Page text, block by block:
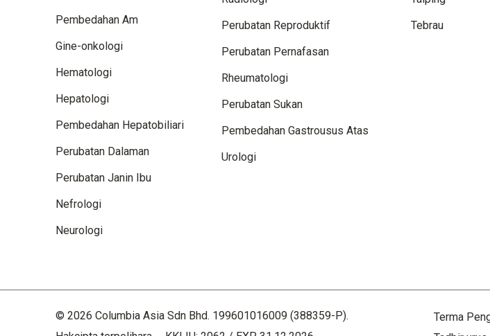
Pembedahan Am
Gine-onkologi
Hematologi
Hepatologi
Pembedahan Hepatobiliari
Perubatan Dalaman
Perubatan Janin Ibu
Nefrologi
Neurologi
Perubatan Reproduktif
Perubatan Pernafasan
Rheumatologi
Perubatan Sukan
Pembedahan Gastrousus Atas
Urologi
Tebrau
© 2026 Columbia Asia Sdn Bhd. 199601016009 (388359-P).
Terma